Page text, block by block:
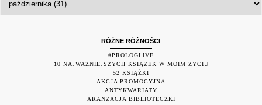
RÓŻNE RÓŻNOŚCI
#PROLOGLIVE
10 NAJWAŻNIEJSZYCH KSIĄŻEK W MOIM ŻYCIU
52 KSIĄŻKI
AKCJA PROMOCYJNA
ANTYKWARIATY
ARANŻACJA BIBLIOTECZKI